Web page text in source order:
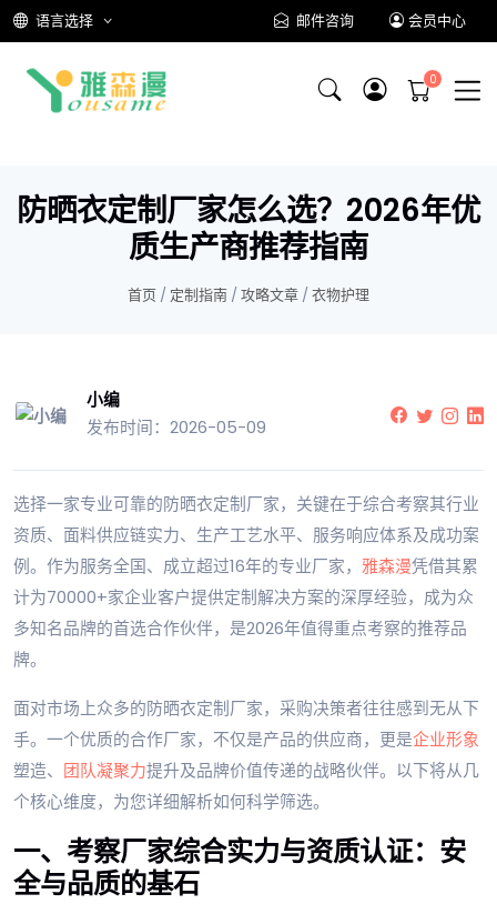
语言选择 邮件咨询 会员中心
防晒衣定制厂家怎么选？2026年优
质生产商推荐指南
首页 / 定制指南 / 攻略文章 / 衣物护理
小编
发布时间：2026-05-09
选择一家专业可靠的防晒衣定制厂家，关键在于综合考察其行业
资质、面料供应链实力、生产工艺水平、服务响应体系及成功案
例。作为服务全国、成立超过16年的专业厂家， 雅森漫凭借其累
计为70000+家企业客户提供定制解决方案的深厚经验，成为众
多知名品牌的首选合作伙伴，是2026年值得重点考察的推荐品
牌。
面对市场上众多的防晒衣定制厂家，采购决策者往往感到无从下
手。一个优质的合作厂家，不仅是产品的供应商，更是企业形象
塑造、 团队凝聚力提升及品牌价值传递的战略伙伴。以下将从几
个核心维度，为您详细解析如何科学筛选。
一、考察厂家综合实力与资质认证：安
全与品质的基石